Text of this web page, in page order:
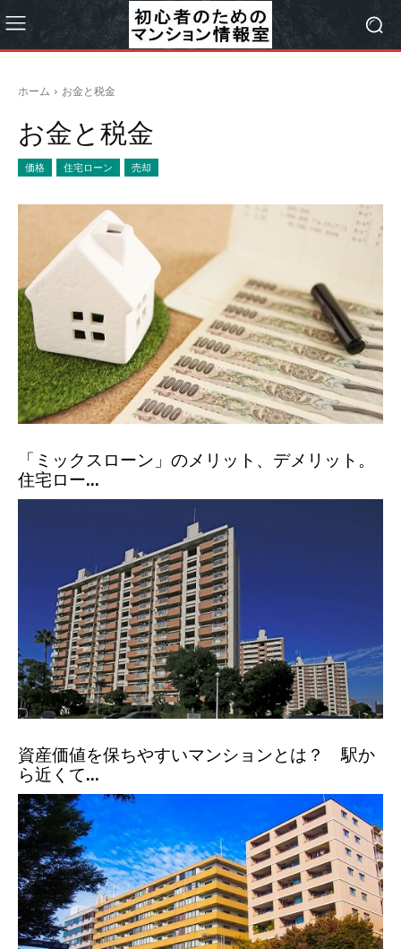
ホーム お金と税金
お金と税金
価格 住宅ローン 売却
「ミックスローン」のメリット、デメリット。
住宅ロー...
資産価値を保ちやすいマンションとは？ 駅か
ら近くて...